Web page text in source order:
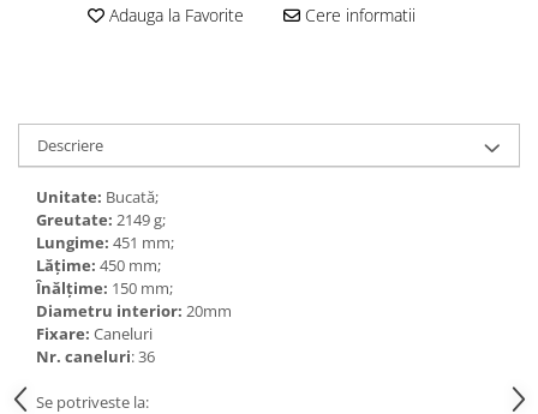
Adauga la Favorite Cere informatii
Descriere
Unitate: Bucată;
Greutate: 2149 g;
Lungime: 451 mm;
Lățime: 450 mm;
Înălțime: 150 mm;
Diametru interior: 20mm
Fixare: Caneluri
Nr. caneluri: 36
Se potriveste la: